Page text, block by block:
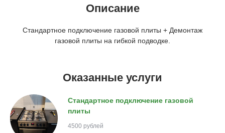
Описание
Стандартное подключение газовой плиты + Демонтаж
газовой плиты на гибкой подводке.
Оказанные услуги
Стандартное подключение газовой
плиты
4500 рублей